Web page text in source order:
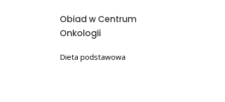
Obiad w Centrum
Onkologii
Dieta podstawowa